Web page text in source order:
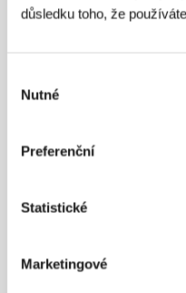
důsledku toho, že
souhlasu
Nutné
Preferenční
Statistické
Marketingové
Režie: Amanzhol
To jsem já vyšel ven!
Režie: Igor Gonopolski /
(Yšeu/Troje)